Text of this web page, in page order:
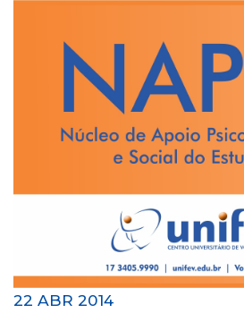
22 ABR 2014